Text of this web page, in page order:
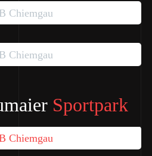
Sportpark